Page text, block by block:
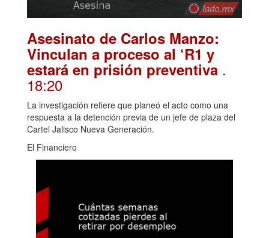
Asesinato de Carlos Manzo:
Vinculan a proceso al ‘R1 y
estará en prisión preventiva .
18:20
La investigación refiere que planeó el acto como una
respuesta a la detención previa de un jefe de plaza del
Cartel Jalisco Nueva Generación.
El Financiero